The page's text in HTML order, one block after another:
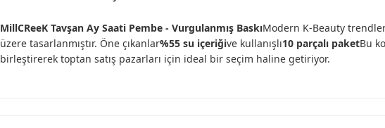
MillCReeK Tavşan Ay Saati Pembe - Vurgulanmış BaskıModern K-Beauty
üzere tasarlanmıştır. Öne çıkanlar%55 su içeriğive kullanışlı10 parçalı paketBu
birleştirerek toptan satış pazarları için ideal bir seçim haline getiriyor.